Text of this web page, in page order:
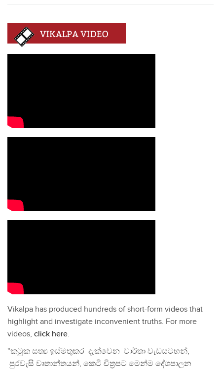
Vikalpa has produced hundreds of short-form videos that
highlight and investigate inconvenient truths. For more
videos, click here.
"කටුක සත්‍ය ඉස්මතුකර දැක්වෙන වාර්තා වැඩසටහන්,
පුරවැසි වෘතාන්තයන්, කෙටි චිත්‍රපට මෙන්ම දේශපාලන